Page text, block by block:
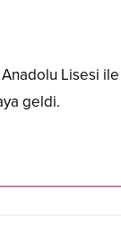
Lisesi
geldi.